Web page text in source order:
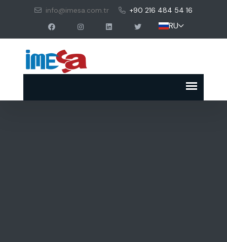
info@imesa.com.tr +90 216 484 54 16
RU